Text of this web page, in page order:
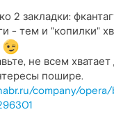
2 закладки:
- тем и "копилки"
не всем хватает
пошире.
company/opera/